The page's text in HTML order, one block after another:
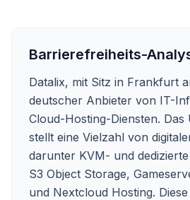
Barrierefreiheits-
Datalix, mit Sitz in Frankfurt
deutscher Anbieter von IT-
Cloud-Hosting-Diensten. Das
stellt eine Vielzahl von
darunter KVM- und
S3 Object Storage,
und Nextcloud Hosting.